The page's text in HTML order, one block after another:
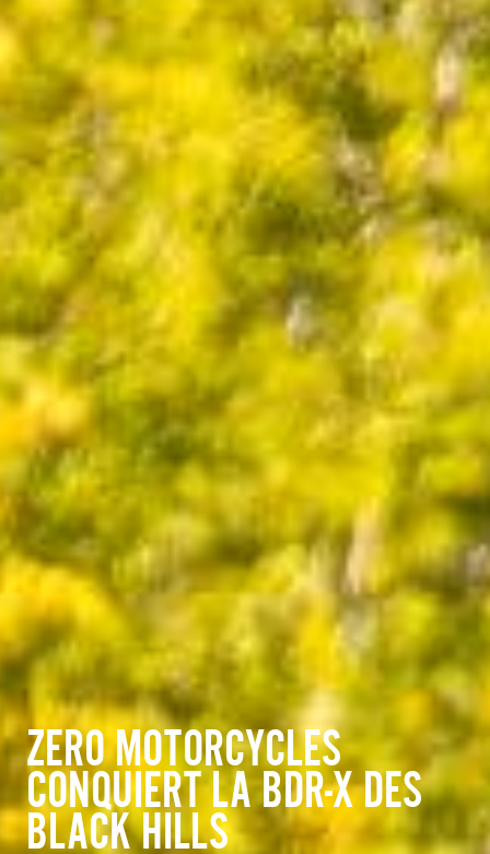
ZERO MOTORCYCLES
CONQUIERT LA BDR-X DES
BLACK HILLS